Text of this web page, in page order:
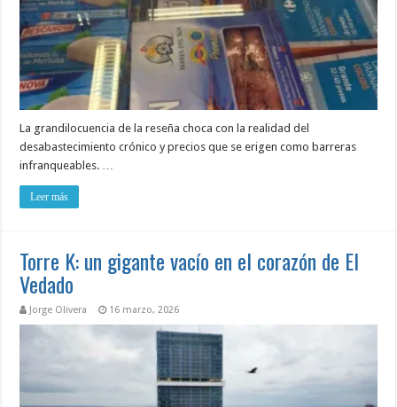
La grandilocuencia de la reseña choca con la realidad del
desabastecimiento crónico y precios que se erigen como barreras
infranqueables. …
Leer más
Torre K: un gigante vacío en el corazón de El
Vedado
Jorge Olivera 16 marzo, 2026